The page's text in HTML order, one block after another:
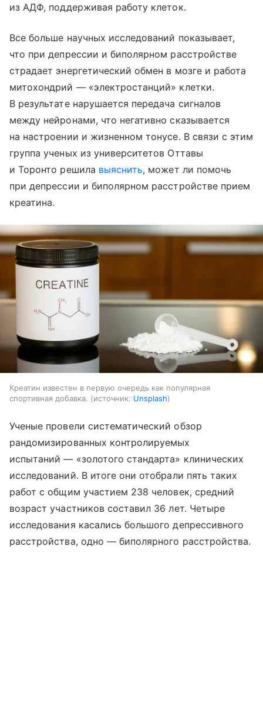
из АДФ, поддерживая работу клеток.
Все больше научных исследований показывает,
что при депрессии и биполярном расстройстве
страдает энергетический обмен в мозге и работа
митохондрий — «электростанций» клетки.
В результате нарушается передача сигналов
между нейронами, что негативно сказывается
на настроении и жизненном тонусе. В связи с этим
группа ученых из университетов Оттавы
и Торонто решила выяснить, может ли помочь
при депрессии и биполярном расстройстве прием
креатина.
Креатин известен в первую очередь как популярная
спортивная добавка.
источник: Unsplash
Ученые провели систематический обзор
рандомизированных контролируемых
испытаний — «золотого стандарта» клинических
исследований. В итоге они отобрали пять таких
работ с общим участием 238 человек, средний
возраст участников составил 36 лет. Четыре
исследования касались большого депрессивного
расстройства, одно — биполярного расстройства.